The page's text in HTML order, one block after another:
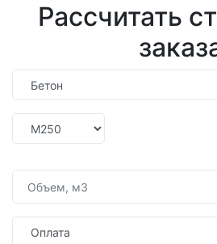
Рассчитать